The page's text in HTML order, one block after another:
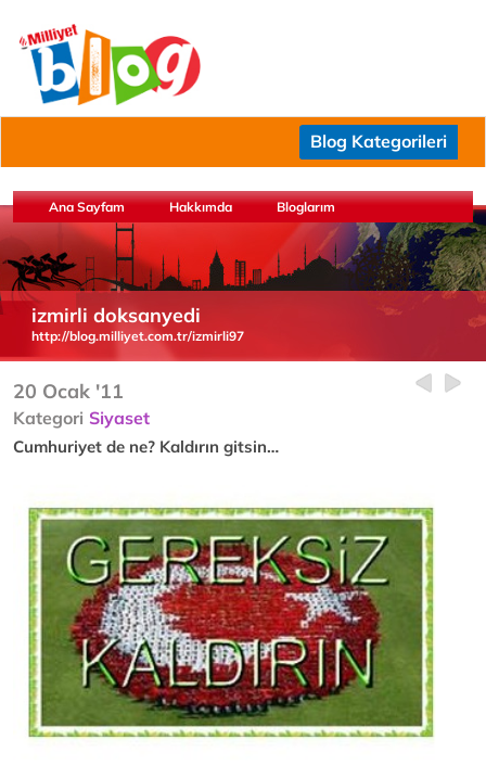
Blog Kategorileri
Ana Sayfam Hakkımda Bloglarım
izmirli doksanyedi
http://blog.milliyet.com.tr/izmirli97
20 Ocak '11
Kategori Siyaset
Cumhuriyet de ne? Kaldırın gitsin…